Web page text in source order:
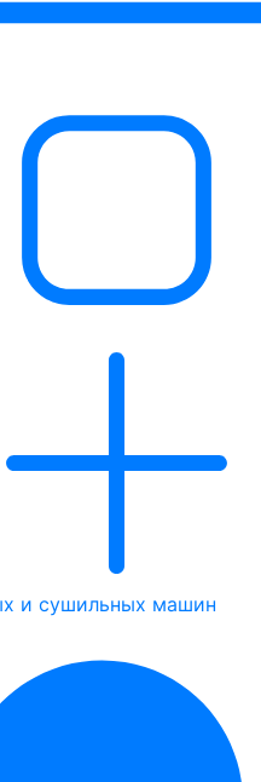
и сушильных машин